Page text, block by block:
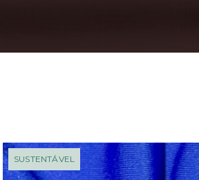
SUSTENTÁVEL